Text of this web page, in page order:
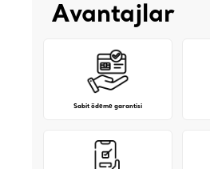
Avantajlar
Sabit ödeme garantisi